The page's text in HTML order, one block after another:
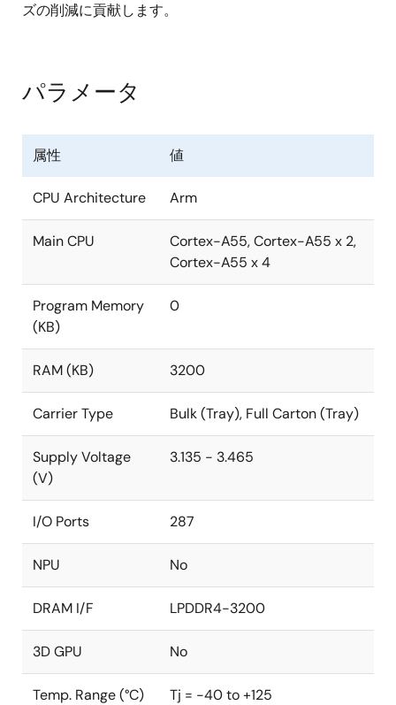
ズの削減に貢献します。
パラメータ
属性 値
CPU Architecture Arm
Main CPU
Cortex-A55, Cortex-A55 x 2,
Cortex-A55 x 4
Program Memory
(KB)
0
RAM (KB) 3200
Carrier Type Bulk (Tray), Full Carton (Tray)
Supply Voltage
(V)
3.135 - 3.465
I/O Ports 287
NPU No
DRAM I/F LPDDR4-3200
3D GPU No
Temp. Range (°C) Tj = -40 to +125